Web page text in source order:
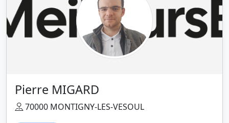
Pierre MIGARD
70000 MONTIGNY-LES-VESOUL